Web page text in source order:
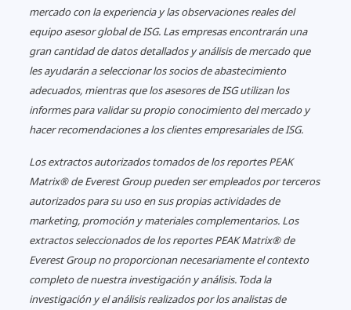
De los datos a la decisión: Cómo
la IA está transformando el
liderazgo en las aerolíneas
mercado con la experiencia y las observaciones reales del
equipo asesor global de ISG. Las empresas encontrarán una
gran cantidad de datos detallados y análisis de mercado que
les ayudarán a seleccionar los socios de abastecimiento
adecuados, mientras que los asesores de ISG utilizan los
informes para validar su propio conocimiento del mercado y
hacer recomendaciones a los clientes empresariales de ISG.󠀲󠀡󠀧󠀠󠀳
Los extractos autorizados tomados de los reportes PEAK
Matrix® de Everest Group pueden ser empleados por terceros
autorizados para su uso en sus propias actividades de
marketing, promoción y materiales complementarios. Los
extractos seleccionados de los reportes PEAK Matrix® de
Everest Group no proporcionan necesariamente el contexto
completo de nuestra investigación y análisis. Toda la
investigación y el análisis realizados por los analistas de